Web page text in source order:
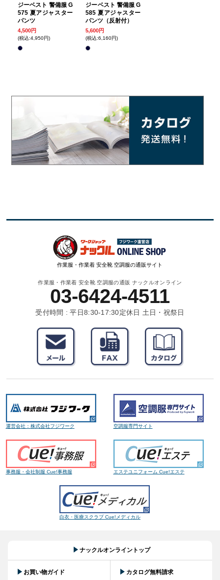
ジーベスト 警備服 G
575 夏アジャスター
パンツ
4,500円
(税込:4,950円)
ジーベスト 警備服 G
585 夏アジャスター
パンツ（反射付）
5,600円
(税込:6,160円)
作業服・作業着 安全靴 空調服の通販サイト
作業服・作業着 安全靴 空調服の通販 ナックルオンライン
03-6424-4511
受付時間 : 平日8:30-17:30定休日 土日・祝祭日
運営会社：株式会社フジワーク 空調服専門サイト
事務服・会社制服 Cue!事務服 エステユニフォーム Cue!エステ
白衣・医療スクラブ Cue!メディカル
ナックルオンライントップ
お買い物ガイド カタログ無料請求